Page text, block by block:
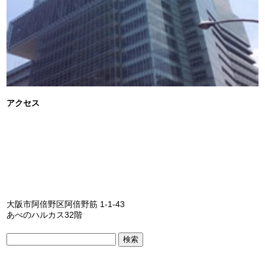
アクセス
大阪市阿倍野区阿倍野筋 1-1-43
あべのハルカス32階
検
索: